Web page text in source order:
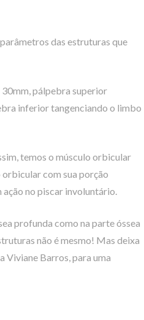
das estruturas que
pálpebra superior
inferior tangenciando o limbo
temos o músculo orbicular
com sua porção
no piscar involuntário.
profunda como na parte óssea
não é mesmo! Mas deixa
Viviane Barros, para uma